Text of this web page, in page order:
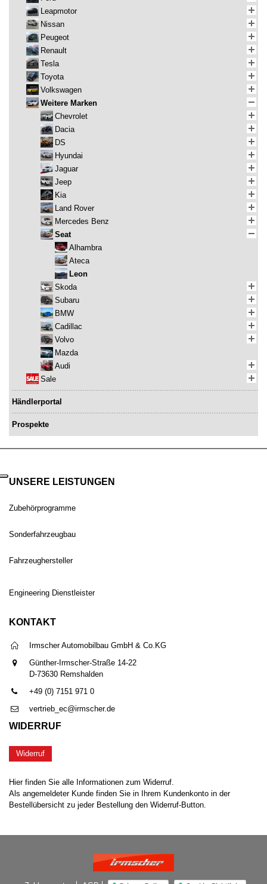
Leapmotor
Nissan
Peugeot
Renault
Tesla
Toyota
Volkswagen
Weitere Marken
Chevrolet
Dacia
DS
Hyundai
Jaguar
Jeep
Kia
Land Rover
Mercedes Benz
Seat
Alhambra
Ateca
Leon
Skoda
Subaru
BMW
Cadillac
Volvo
Mazda
Audi
Sale
Händlerportal
Prospekte
UNSERE LEISTUNGEN
Zubehörprogramme
Sonderfahrzeugbau
Fahrzeughersteller
Engineering Dienstleister
KONTAKT
Irmscher Automobilbau GmbH & Co.KG
Günther-Irmscher-Straße 14-22
D-73630 Remshalden
+49 (0) 7151 971 0
vertrieb_ec@irmscher.de
WIDERRUF
Widerruf
Hier finden Sie alle Informationen zum Widerruf.
Als angemeldeter Kunde finden Sie in Ihrem Kundenkonto in der
Bestellübersicht zu jeder Bestellung den Widerruf-Button.